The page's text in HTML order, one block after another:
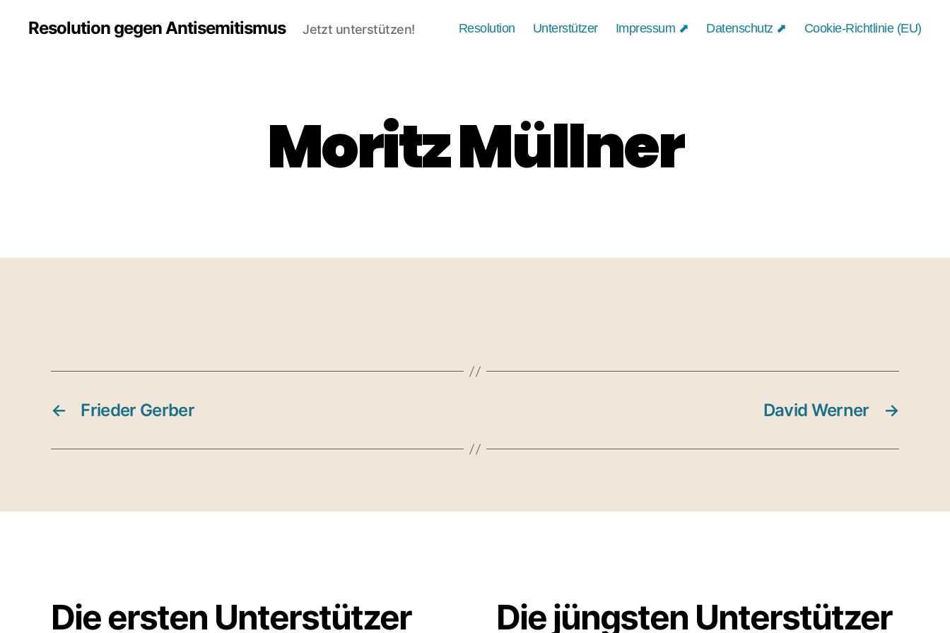
Resolution gegen Antisemitismus Jetzt unterstützen! Resolution Unterstützer Impressum ⬈ Datenschutz ⬈ Cookie-Richtlinie (EU)
Moritz Müllner
← Frieder Gerber →
David Werner
Die ersten Unterstützer Die jüngsten Unterstützer